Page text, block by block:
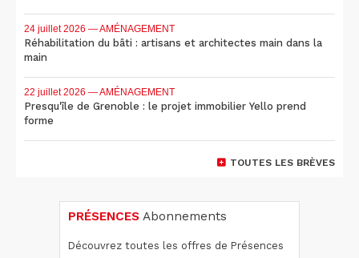
24 juillet 2026 — AMÉNAGEMENT
Réhabilitation du bâti : artisans et architectes main dans la
main
22 juillet 2026 — AMÉNAGEMENT
Presqu'île de Grenoble : le projet immobilier Yello prend
forme
TOUTES LES BRÈVES
PRÉSENCES Abonnements
Découvrez toutes les offres de Présences